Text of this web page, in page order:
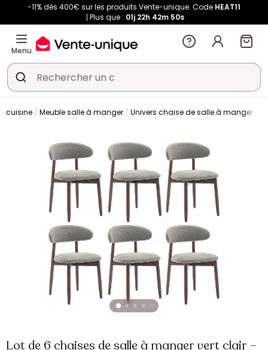
-11% dès 400€ sur les produits Vente-unique. Code HEAT11
Plus que : 01j 22h 42m 50s
Menu
cuisine Meuble salle à manger Univers chaise de salle à manger
Lot de 6 chaises de salle à manger vert clair –